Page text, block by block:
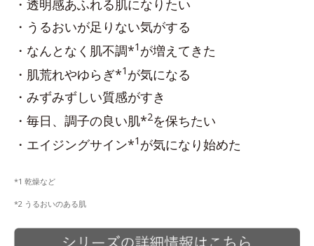
・透明感あふれる肌になりたい
・うるおいが足りない気がする
・なんとなく肌不調*1 が増えてきた
・肌荒れやゆらぎ*1 が気になる
・みずみずしい質感がすき
・毎日、調子の良い肌*2を保ちたい
・エイジングサイン*1 が気になり始めた
*1 乾燥など
*2 うるおいのある肌